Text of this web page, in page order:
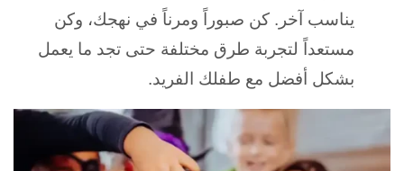
يناسب آخر. كن صبوراً ومرناً في نهجك، وكن
مستعداً لتجربة طرق مختلفة حتى تجد ما يعمل
بشكل أفضل مع طفلك الفريد.